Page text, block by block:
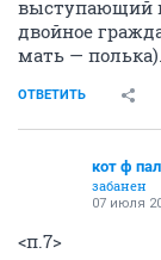
выступающий
двойное
мать — полька).
ОТВЕТИТЬ
кот ф
забанен
07 июля
<п.7>